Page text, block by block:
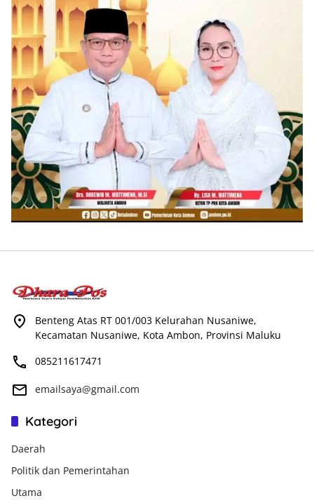
Benteng Atas RT 001/003 Kelurahan Nusaniwe,
Kecamatan Nusaniwe, Kota Ambon, Provinsi Maluku
085211617471
emailsaya@gmail.com
Kategori
Daerah
Politik dan Pemerintahan
Utama